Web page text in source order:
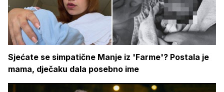
Sjećate se simpatične Manje iz 'Farme'? Postala je
mama, dječaku dala posebno ime